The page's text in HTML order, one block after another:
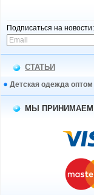
Подписаться на новости:
СТАТЬИ
Детская одежда
МЫ ПРИНИМАЕМ